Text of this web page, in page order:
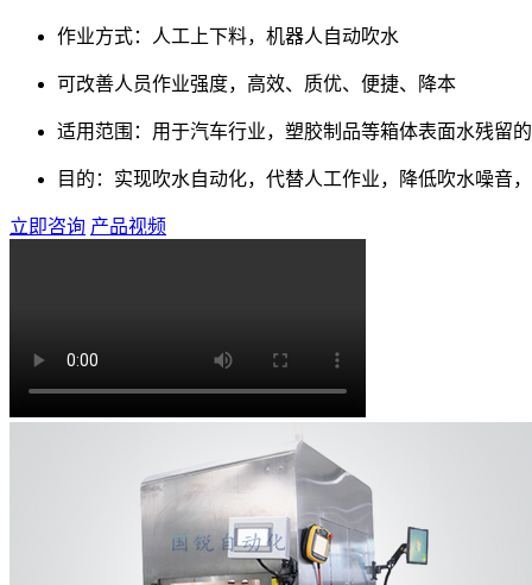
作业方式：人工上下料，机器人自动吹水
可改善人员作业强度，高效、质优、便捷、降本
适用范围：用于汽车行业，塑胶制品等箱体表面水残留
目的：实现吹水自动化，代替人工作业，降低吹水噪音
立即咨询 产品视频